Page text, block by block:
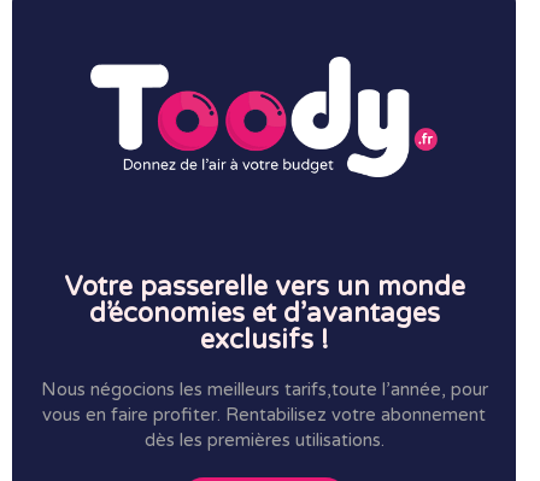
Votre passerelle vers un monde
d’économies et d’avantages
exclusifs !
Nous négocions les meilleurs tarifs,toute l’année, pour
vous en faire profiter. Rentabilisez votre abonnement
dès les premières utilisations.